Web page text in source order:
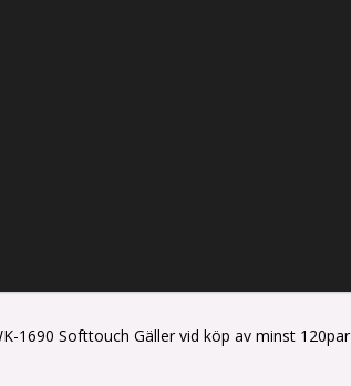
1690 Softtouch Gäller vid köp av minst 120par